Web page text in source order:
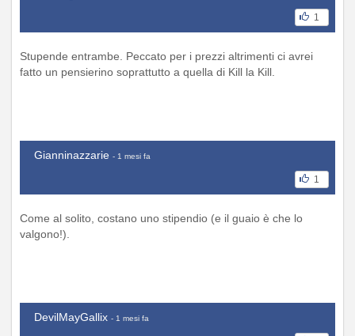
1
Stupende entrambe. Peccato per i prezzi altrimenti ci avrei
fatto un pensierino soprattutto a quella di Kill la Kill.
Gianninazzarie - 1 mesi fa
1
Come al solito, costano uno stipendio (e il guaio è che lo
valgono!).
DevilMayGallix - 1 mesi fa